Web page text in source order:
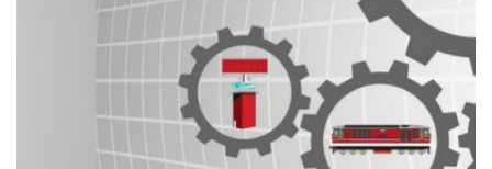
o
k